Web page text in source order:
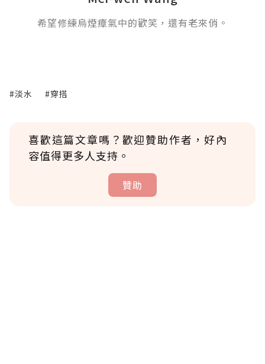
希望修練烏煙瘴氣中的歡笑，還有老來俏。
#淡水 #穿搭
喜歡這篇文章嗎？歡迎贊助作者，好內
容值得更多人支持。
贊助